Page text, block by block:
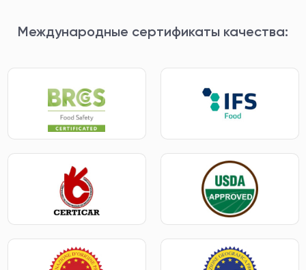
Международные сертификаты качества: